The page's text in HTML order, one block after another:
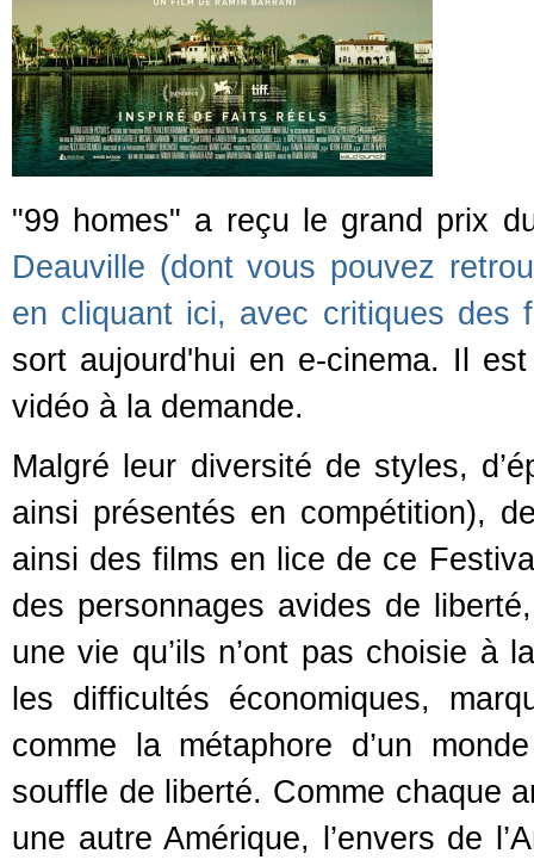
"99 homes" a reçu le grand prix
Deauville (dont vous pouvez
en cliquant ici, avec critiques des
sort aujourd'hui en e-cinema. Il
vidéo à la demande.
Malgré leur diversité de styles,
ainsi présentés en compétition),
ainsi des films en lice de ce
des personnages avides de
une vie qu’ils n’ont pas choisie à
les difficultés économiques,
comme la métaphore d’un
souffle de liberté. Comme chaque
une autre Amérique, l’envers de